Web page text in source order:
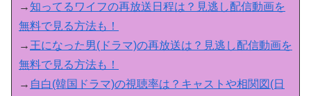
→知ってるワイフの再放送日程は？見逃し配信動画を
無料で見る方法も！
→ 王になった男(ドラマ)の再放送は？見逃し配信動画を
無料で見る方法も！
→ 自白(韓国ドラマ)の視聴率は？キャストや相関図(日